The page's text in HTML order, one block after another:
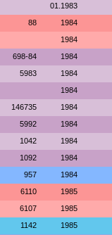
01.1983
88 1984
1984
698-84 1984
5983 1984
1984
146735 1984
5992 1984
1042 1984
1092 1984
957 1984
6110 1985
6107 1985
1142 1985